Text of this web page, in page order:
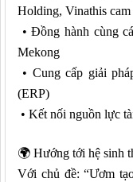
Holding, Vinathis cam
• Đồng hành cùng
Mekong
• Cung cấp giải
(ERP)
• Kết nối nguồn lực
🌍 Hướng tới hệ sinh
Với chủ đề: “Ươm